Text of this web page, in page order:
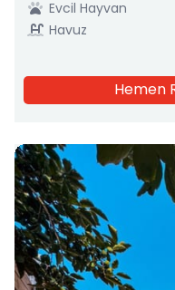
Evcil Hayvan
Havuz
Hemen